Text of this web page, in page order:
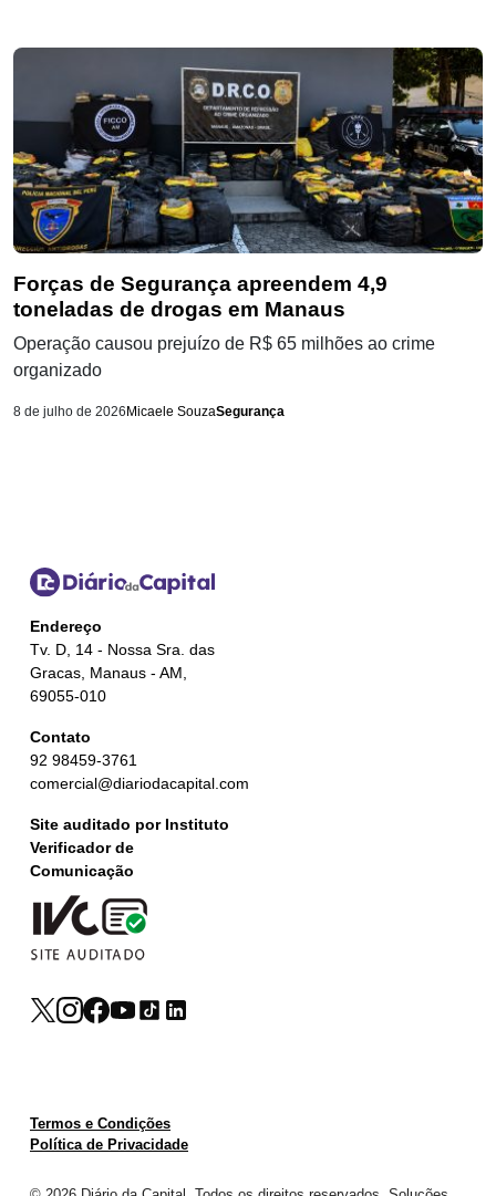
Forças de Segurança apreendem 4,9
toneladas de drogas em Manaus
Operação causou prejuízo de R$ 65 milhões ao crime
organizado
8 de julho de 2026 Micaele SouzaSegurança
Endereço
Tv. D, 14 - Nossa Sra. das
Gracas, Manaus - AM,
69055-010
Contato
92 98459-3761
comercial@diariodacapital.com
Site auditado por Instituto
Verificador de
Comunicação
Termos e Condições
Política de Privacidade